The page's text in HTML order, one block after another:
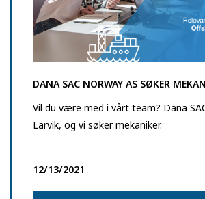
DANA SAC NORWAY AS SØKER
Vil du være med i vårt team? Dana
Larvik, og vi søker mekaniker.
12/13/2021